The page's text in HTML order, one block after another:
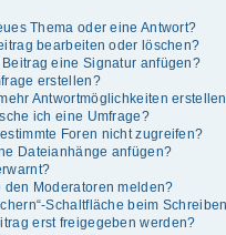
Thema oder eine Antwort?
bearbeiten oder löschen?
eine Signatur anfügen?
erstellen?
Antwortmöglichkeiten
ich eine Umfrage?
Foren nicht zugreifen?
Dateianhänge anfügen?
Moderatoren melden?
Schaltfläche beim
erst freigegeben werden?